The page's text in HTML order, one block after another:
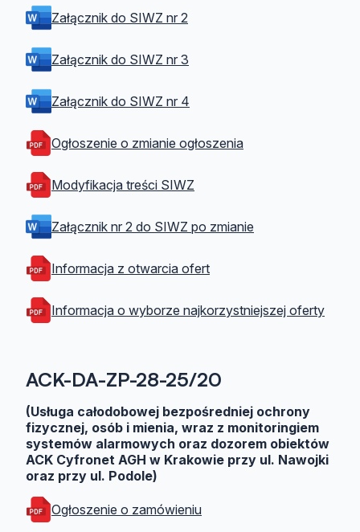
Załącznik do SIWZ nr 2
Załącznik do SIWZ nr 3
Załącznik do SIWZ nr 4
Ogłoszenie o zmianie ogłoszenia
Modyfikacja treści SIWZ
Załącznik nr 2 do SIWZ po zmianie
Informacja z otwarcia ofert
Informacja o wyborze najkorzystniejszej oferty
ACK-DA-ZP-28-25/20
(Usługa całodobowej bezpośredniej ochrony
fizycznej, osób i mienia, wraz z monitoringiem
systemów alarmowych oraz dozorem obiektów
ACK Cyfronet AGH w Krakowie przy ul. Nawojki
oraz przy ul. Podole)
Ogłoszenie o zamówieniu